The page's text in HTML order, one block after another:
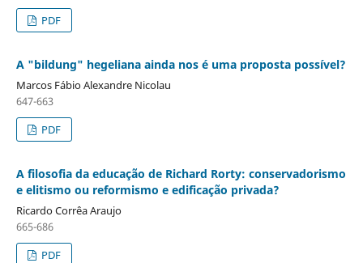
PDF
A "bildung" hegeliana ainda nos é uma proposta possível?
Marcos Fábio Alexandre Nicolau
647-663
PDF
A filosofia da educação de Richard Rorty: conservadorismo
e elitismo ou reformismo e edificação privada?
Ricardo Corrêa Araujo
665-686
PDF